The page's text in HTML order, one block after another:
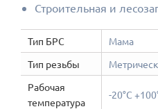
Строительная и
Тип БРС
Мама
Тип резьбы
Рабочая
температура
-20°С